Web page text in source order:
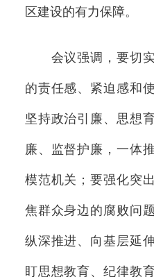
区建设的有力保障。
会议强调，要切实
的责任感、紧迫感和
坚持政治引廉、思想
廉、监督护廉，一体
模范机关；要强化突
焦群众身边的腐败问
纵深推进、向基层延
盯思想教育、纪律教